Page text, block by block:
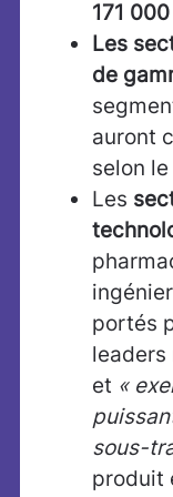
171
Les
de
auront
selon le
Les
portés
leaders
et «
sous-
produit